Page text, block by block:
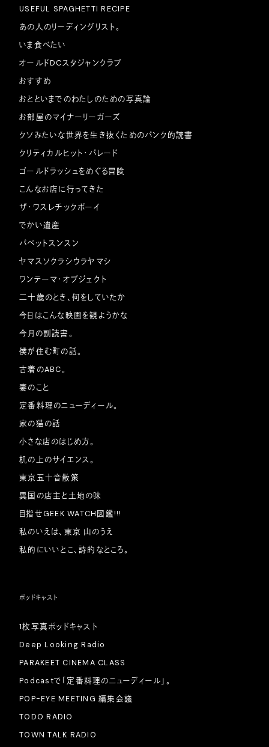
USEFUL SPAGHETTI RECIPE
あの人のリーディングリスト。
いま食べたい
オールドDCスタジャンクラブ
おすすめ
おとといまでのわたしのための写真論
お部屋のマイナーリーガーズ
クソみたいな世界を生き抜くためのパンク的読書
クリティカルヒット・パレード
ゴールドラッシュをめぐる冒険
こんなお店に行ってきた
ザ・ワスレチックボーイ
でかい遺産
パペットスンスン
ヤマスソクラシウラヤマシ
ワンテーマ・オブジェクト
二十歳のとき、何をしていたか
今日はこんな映画を観ようかな
今月の副読書。
僕が住む町の話。
古着のABC。
妻のこと
定番料理のニューディール。
家の猫の話
小さな店のはじめ方。
机の上のサイエンス。
東京五十音散策
異国の店主と土地の味
目指せGEEK WATCH図鑑!!!
私のいえは、東京 山のうえ
私的にいいとこ、詩的なところ。
ポッドキャスト
1枚写真ポッドキャスト
Deep Looking Radio
PARAKEET CINEMA CLASS
Podcastで「定番料理のニューディール」。
POP-EYE MEETING 編集会議
TODO RADIO
TOWN TALK RADIO